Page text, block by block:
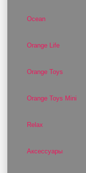
Ocean
Orange Life
Orange Toys
Orange Toys Mini
Relax
Аксессуары